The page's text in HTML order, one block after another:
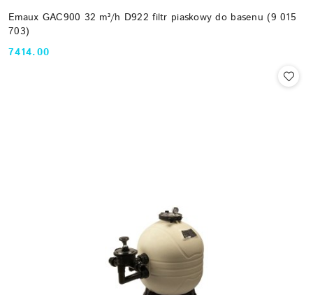
Emaux GAC900 32 m³/h D922 filtr piaskowy do basenu (9 015
703)
Cena:
7414.00